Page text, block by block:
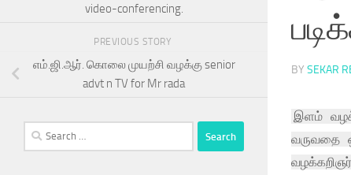
BY SEKAR
இளம்
வருவதை
video-conferencing.
PREVIOUS STORY
எம்.ஜி.ஆர். கொலை முயற்சி வழக்கு senior
advt n TV for Mr rada
Search
for: